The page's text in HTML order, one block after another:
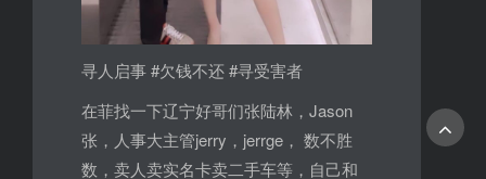
寻人启事 #欠钱不还 #寻受害者
在菲找一下辽宁好哥们张陆林，Jason
张，人事大主管jerry，jerrge， 数不胜
数，卖人卖实名卡卖二手车等，自己和